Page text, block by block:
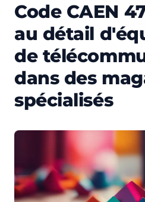
Code CAEN
au détail
de
dans des
spécialisés